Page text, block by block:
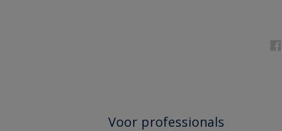
Voor professionals